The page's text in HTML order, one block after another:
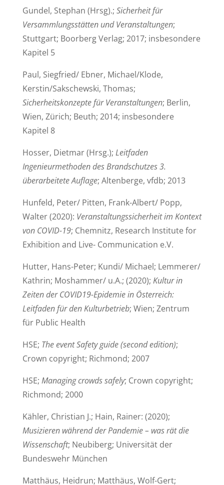
Gundel, Stephan (Hrsg).; Sicherheit für
Versammlungsstätten und Veranstaltungen;
Stuttgart; Boorberg Verlag; 2017; insbesondere
Kapitel 5
Paul, Siegfried/ Ebner, Michael/Klode,
Kerstin/Sakschewski, Thomas;
Sicherheitskonzepte für Veranstaltungen; Berlin,
Wien, Zürich; Beuth; 2014; insbesondere
Kapitel 8
Hosser, Dietmar (Hrsg.); Leitfaden
Ingenieurmethoden des Brandschutzes 3.
überarbeitete Auflage; Altenberge, vfdb; 2013
Hunfeld, Peter/ Pitten, Frank-Albert/ Popp,
Walter (2020): Veranstaltungssicherheit im Kontext
von COVID-19; Chemnitz, Research Institute for
Exhibition and Live- Communication e.V.
Hutter, Hans-Peter; Kundi/ Michael; Lemmerer/
Kathrin; Moshammer/ u.A.; (2020); Kultur in
Zeiten der COVID19-Epidemie in Österreich:
Leitfaden für den Kulturbetrieb; Wien; Zentrum
für Public Health
HSE; The event Safety guide (second edition);
Crown copyright; Richmond; 2007
HSE; Managing crowds safely; Crown copyright;
Richmond; 2000
Kähler, Christian J.; Hain, Rainer: (2020);
Musizieren während der Pandemie – was rät die
Wissenschaft; Neubiberg; Universität der
Bundeswehr München
Matthäus, Heidrun; Matthäus, Wolf-Gert;